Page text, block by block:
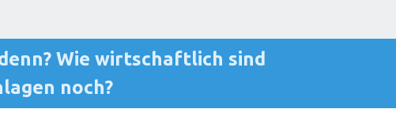
Wie wirtschaftlich sind
noch?